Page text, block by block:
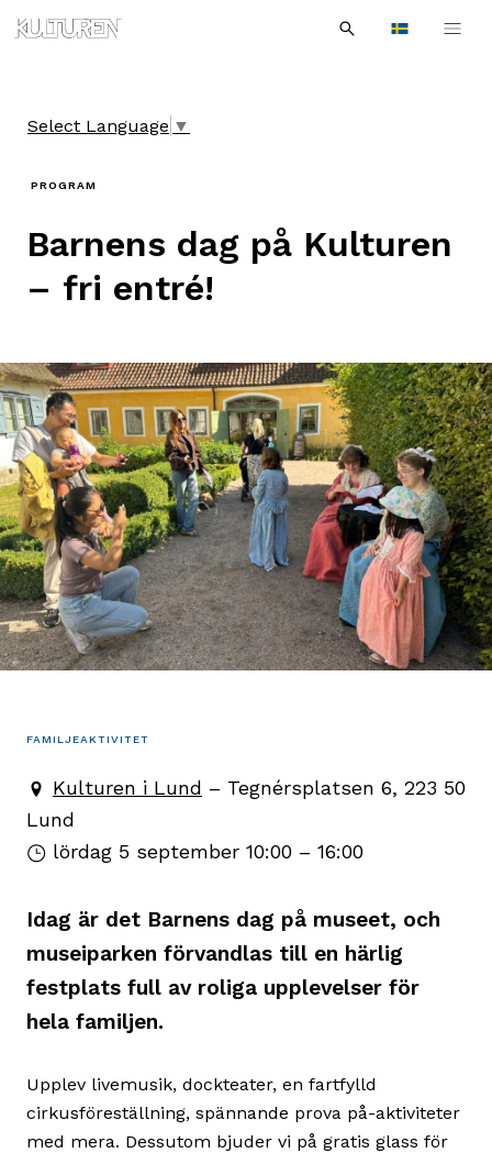
navigationen
innehållet
Languages
efter:
Sök
Select Language ▼
PROGRAM
Barnens dag på Kulturen
– fri entré!
FAMILJEAKTIVITET
Kulturen i Lund – Tegnérsplatsen 6, 223 50
Lund
lördag 5 september 10:00 – 16:00
Idag är det Barnens dag på museet, och
museiparken förvandlas till en härlig
festplats full av roliga upplevelser för
hela familjen.
Upplev livemusik, dockteater, en fartfylld
cirkusföreställning, spännande prova på-aktiviteter
med mera. Dessutom bjuder vi på gratis glass för